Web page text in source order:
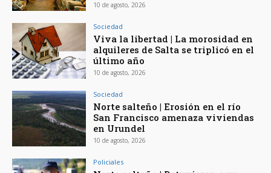
10 de agosto, 2026
Sociedad
Viva la libertad | La morosidad en
alquileres de Salta se triplicó en el
último año
10 de agosto, 2026
Sociedad
Norte salteño | Erosión en el río
San Francisco amenaza viviendas
en Urundel
10 de agosto, 2026
Policiales